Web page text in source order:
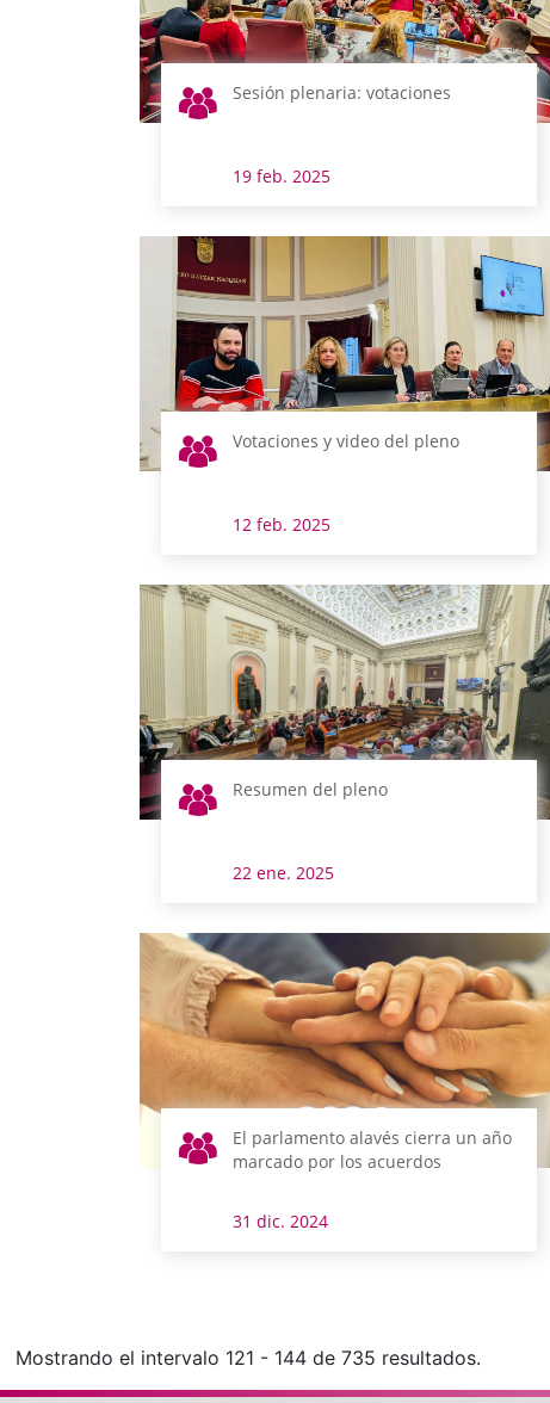
Sesión plenaria: votaciones
19 feb. 2025
Votaciones y video del pleno
12 feb. 2025
Resumen del pleno
22 ene. 2025
El parlamento alavés cierra un año
marcado por los acuerdos
31 dic. 2024
Mostrando el intervalo 121 - 144 de 735 resultados.